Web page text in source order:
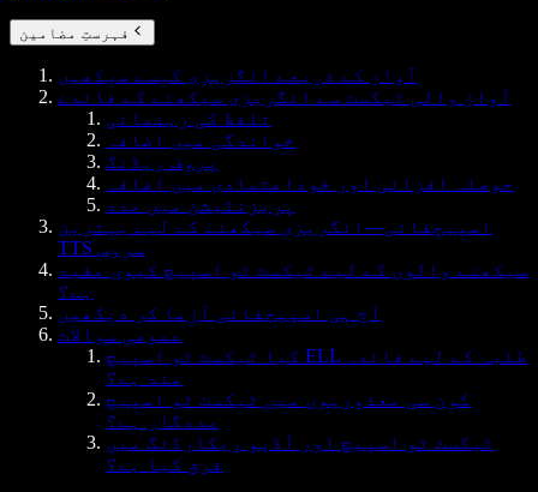
فہرستِ مضامین
آواز کے ذریعے انگریزی کیسے سیکھیں
آواز والی ٹیکسٹ سے انگریزی سیکھنے کے فائدے
تلفظ کی رہنمائی
خواندگی میں اضافہ
پروف ریڈنگ
حوصلہ افزائی اور خوداعتمادی میں اضافہ
پریزنٹیشن میں مدد
اسپیچفائی—انگریزی سیکھنے کے لیے بہترین
TTS سروس
سیکھنے والوں کے لیے ٹیکسٹ ٹو اسپیچ کیوں مفید
ہے؟
آج ہی اسپیچفائی آزما کر دیکھیں
عمومی سوالات
کیا ٹیکسٹ ٹو اسپیچ ELL طلبہ کے لیے فائدہ
مند ہے؟
کون سی معذوریوں میں ٹیکسٹ ٹو اسپیچ
مددگار ہے؟
ٹیکسٹ ٹو اسپیچ اور آڈیو ریکارڈنگ میں
فرق کیا ہے؟